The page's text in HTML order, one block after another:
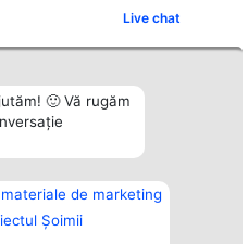
Live chat
🙂 Vă rugăm
de marketing
Șoimii
...
de